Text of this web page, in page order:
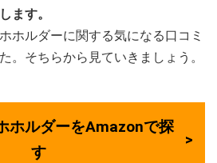
ます。
ホルダーに関する気になる口コミ
。そちらから見ていきましょう。
ホルダーをAmazonで探
す